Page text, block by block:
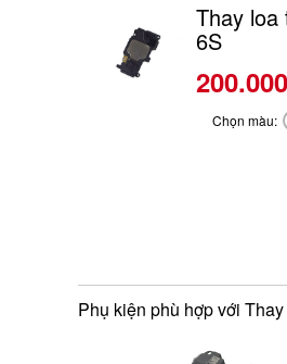
Thay loa
6S
Chọn màu:
Phụ kiện phù hợp với